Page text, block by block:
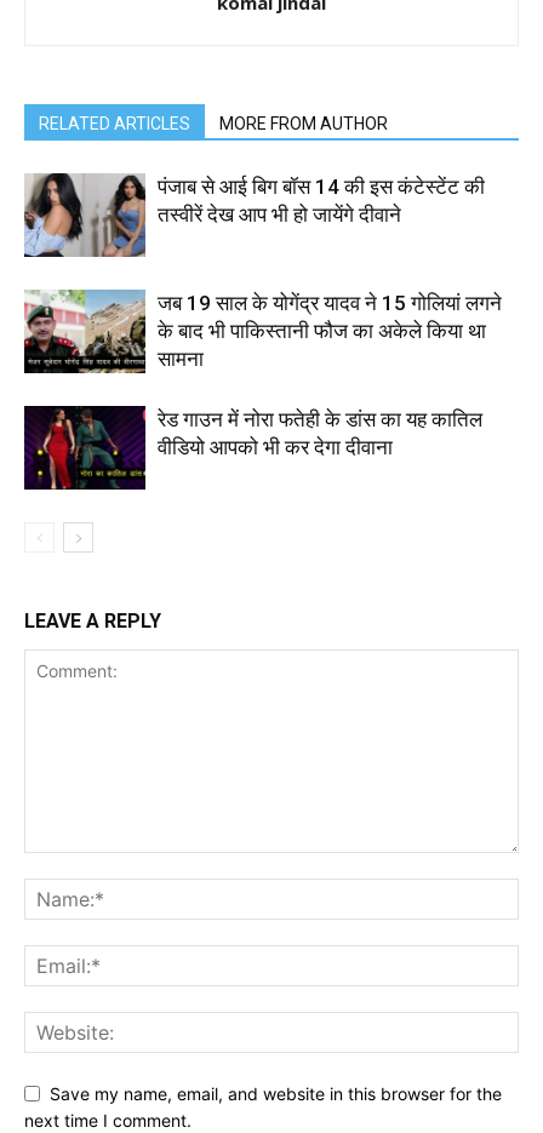
RELATED ARTICLES MORE FROM AUTHOR
पंजाब से आई बिग बॉस 14 की इस कंटेस्टेंट की
तस्वीरें देख आप भी हो जायेंगे दीवाने
जब 19 साल के योगेंद्र यादव ने 15 गोलियां लगने
के बाद भी पाकिस्तानी फौज का अकेले किया था
सामना
रेड गाउन में नोरा फतेही के डांस का यह कातिल
वीडियो आपको भी कर देगा दीवाना
LEAVE A REPLY
Save my name, email, and website in this browser for the
next time I comment.